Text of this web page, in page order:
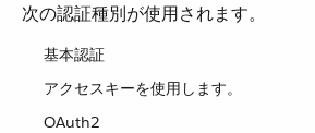
次の認証種別が使用されます。
基本認証
アクセスキーを使用します。
OAuth2